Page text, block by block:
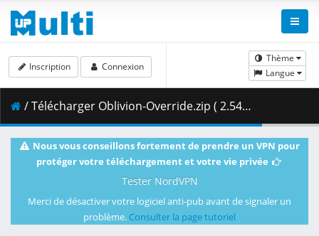
Thème
Langue
Inscription Connexion
/ Télécharger Oblivion-Override.zip ( 2.54 GB )
Nous vous conseillons fortement de prendre un VPN pour
protéger votre téléchargement et votre vie privée
Tester NordVPN
Merci de désactiver votre logiciel anti-pub avant de signaler un
problème. Consulter la page tutoriel